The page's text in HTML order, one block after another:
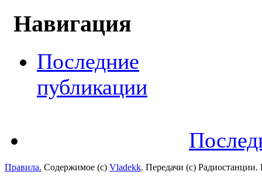
Навигация
Последние
публикации
Правила. Содержимое (с) Vladekk. Передачи (с)